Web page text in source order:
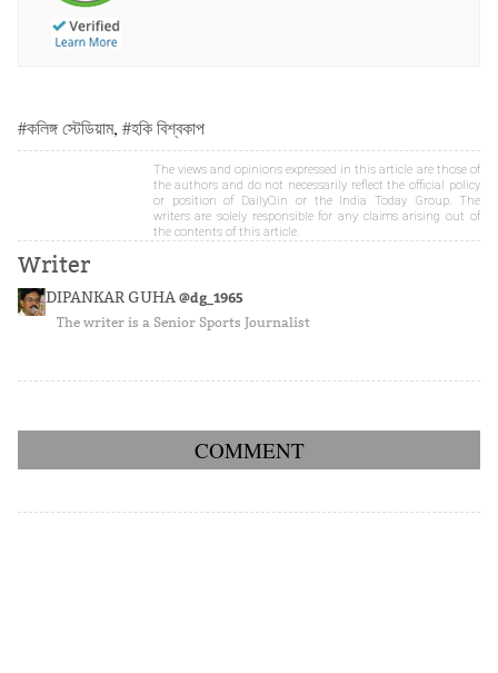
#কলিঙ্গ স্টেডিয়াম,#হকি বিশ্বকাপ
The views and opinions expressed in this article are those of
the authors and do not necessarily reflect the official policy
or position of DailyO.in or the India Today Group. The
writers are solely responsible for any claims arising out of
the contents of this article.
Writer
DIPANKAR GUHA @dg_1965
The writer is a Senior Sports Journalist
COMMENT